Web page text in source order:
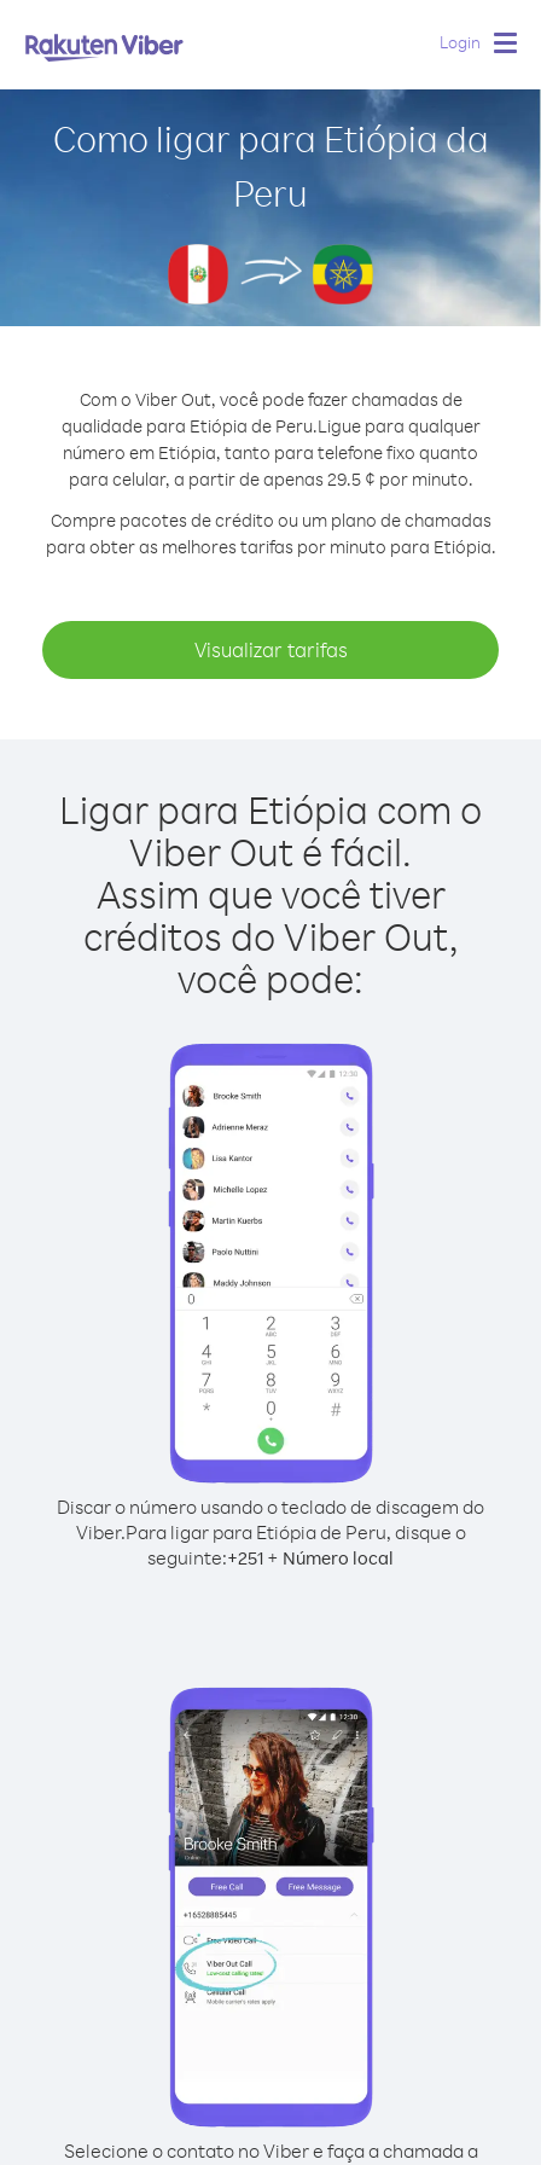
Login
Como ligar para Etiópia da
Peru
Com o Viber Out, você pode fazer chamadas de
qualidade para Etiópia de Peru.Ligue para qualquer
número em Etiópia, tanto para telefone fixo quanto
para celular, a partir de apenas 29.5 ¢ por minuto.
Compre pacotes de crédito ou um plano de chamadas
para obter as melhores tarifas por minuto para Etiópia.
Visualizar tarifas
Ligar para Etiópia com o
Viber Out é fácil.
Assim que você tiver
créditos do Viber Out,
você pode:
Discar o número usando o teclado de discagem do
Viber.Para ligar para Etiópia de Peru, disque o
seguinte:+251 + Número local
Selecione o contato no Viber e faça a chamada a